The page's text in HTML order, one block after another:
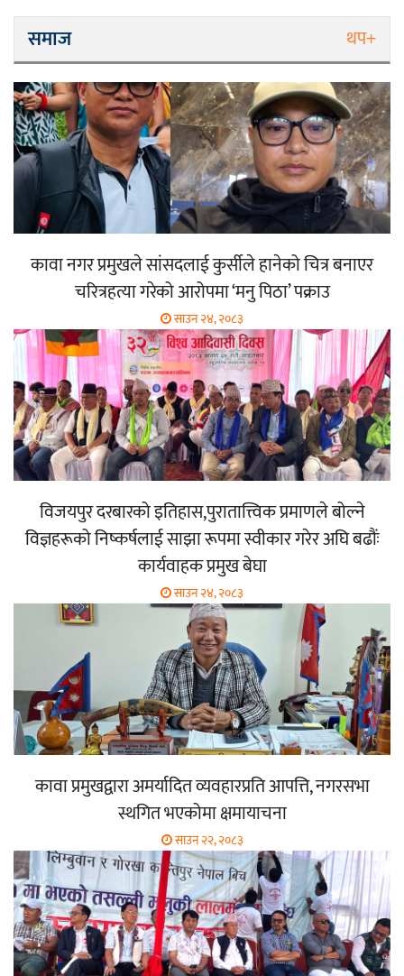
समाज थप+
कावा नगर प्रमुखले सांसदलाई कुर्सीले हानेको चित्र बनाएर
चरित्रहत्या गरेको आरोपमा ‘मनु पिठा’ पक्राउ
साउन २४, २०८३
विजयपुर दरबारको इतिहास,पुरातात्त्विक प्रमाणले बोल्ने
विज्ञहरूको निष्कर्षलाई साझा रूपमा स्वीकार गरेर अघि बढौंः
कार्यवाहक प्रमुख बेघा
साउन २४, २०८३
कावा प्रमुखद्वारा अमर्यादित व्यवहारप्रति आपत्ति, नगरसभा
स्थगित भएकोमा क्षमायाचना
साउन २२, २०८३